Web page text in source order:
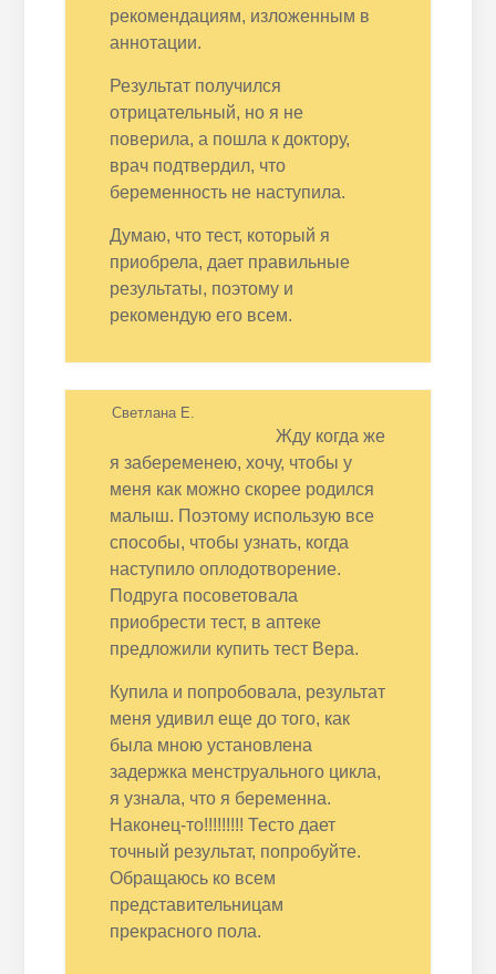
рекомендациям, изложенным в
аннотации.
Результат получился
отрицательный, но я не
поверила, а пошла к доктору,
врач подтвердил, что
беременность не наступила.
Думаю, что тест, который я
приобрела, дает правильные
результаты, поэтому и
рекомендую его всем.
Светлана Е.
Жду когда же
я забеременею, хочу, чтобы у
меня как можно скорее родился
малыш. Поэтому использую все
способы, чтобы узнать, когда
наступило оплодотворение.
Подруга посоветовала
приобрести тест, в аптеке
предложили купить тест Вера.
Купила и попробовала, результат
меня удивил еще до того, как
была мною установлена
задержка менструального цикла,
я узнала, что я беременна.
Наконец-то!!!!!!!!! Тесто дает
точный результат, попробуйте.
Обращаюсь ко всем
представительницам
прекрасного пола.